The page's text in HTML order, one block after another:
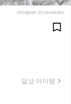
instagram @yassaikaley
일상 아이템